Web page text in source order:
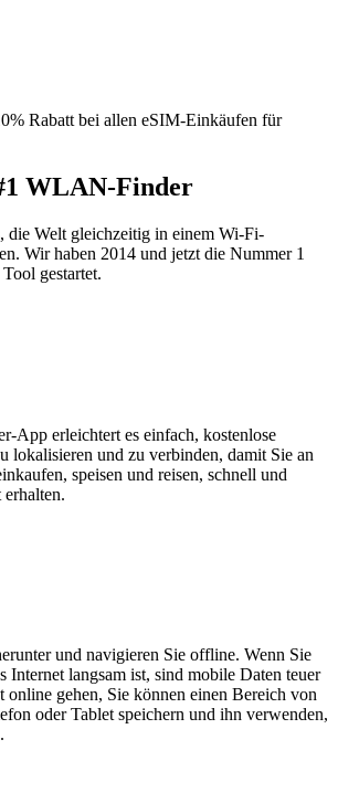
Rabatt bei allen eSIM-Einkäufen für
WLAN-Finder
die Welt gleichzeitig in einem Wi-Fi-
Wir haben 2014 und jetzt die Nummer 1
gestartet.
App erleichtert es einfach, kostenlose
und zu verbinden, damit Sie an
speisen und reisen, schnell und
erhalten.
und navigieren Sie offline. Wenn Sie
Internet langsam ist, sind mobile Daten teuer
online gehen, Sie können einen Bereich von
oder Tablet speichern und ihn verwenden,